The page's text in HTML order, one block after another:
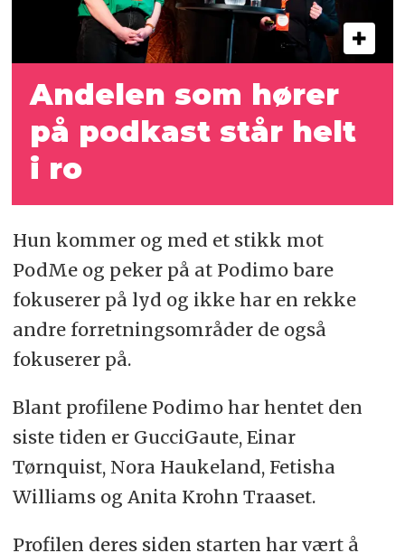
Andelen som hører
på podkast står helt
i ro
Hun kommer og med et stikk mot
PodMe og peker på at Podimo bare
fokuserer på lyd og ikke har en rekke
andre forretningsområder de også
fokuserer på.
Blant profilene Podimo har hentet den
siste tiden er GucciGaute, Einar
Tørnquist, Nora Haukeland, Fetisha
Williams og Anita Krohn Traaset.
Profilen deres siden starten har vært å